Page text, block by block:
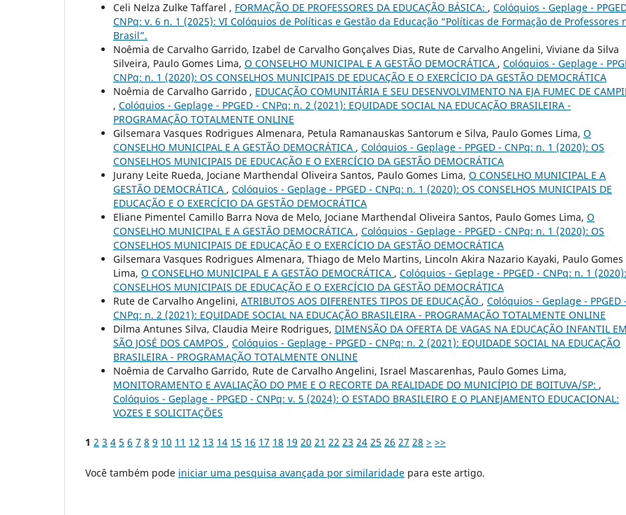
Celi Nelza Zulke Taffarel , FORMAÇÃO DE PROFESSORES DA EDUCAÇÃO BÁSICA: , Colóquios - Geplage -
CNPq: v. 6 n. 1 (2025): VI Colóquios de Políticas e Gestão da Educação “Políticas de Formação de Professores
Brasil”.
Noêmia de Carvalho Garrido, Izabel de Carvalho Gonçalves Dias, Rute de Carvalho Angelini, Viviane da Silva
Silveira, Paulo Gomes Lima, O CONSELHO MUNICIPAL E A GESTÃO DEMOCRÁTICA , Colóquios - Geplage -
CNPq: n. 1 (2020): OS CONSELHOS MUNICIPAIS DE EDUCAÇÃO E O EXERCÍCIO DA GESTÃO DEMOCRÁTICA
Noêmia de Carvalho Garrido , EDUCAÇÃO COMUNITÁRIA E SEU DESENVOLVIMENTO NA EJA FUMEC DE
, Colóquios - Geplage - PPGED - CNPq: n. 2 (2021): EQUIDADE SOCIAL NA EDUCAÇÃO BRASILEIRA -
PROGRAMAÇÃO TOTALMENTE ONLINE
Gilsemara Vasques Rodrigues Almenara, Petula Ramanauskas Santorum e Silva, Paulo Gomes Lima, O
CONSELHO MUNICIPAL E A GESTÃO DEMOCRÁTICA , Colóquios - Geplage - PPGED - CNPq: n. 1 (2020): OS
CONSELHOS MUNICIPAIS DE EDUCAÇÃO E O EXERCÍCIO DA GESTÃO DEMOCRÁTICA
Jurany Leite Rueda, Jociane Marthendal Oliveira Santos, Paulo Gomes Lima, O CONSELHO MUNICIPAL E A
GESTÃO DEMOCRÁTICA , Colóquios - Geplage - PPGED - CNPq: n. 1 (2020): OS CONSELHOS MUNICIPAIS DE
EDUCAÇÃO E O EXERCÍCIO DA GESTÃO DEMOCRÁTICA
Eliane Pimentel Camillo Barra Nova de Melo, Jociane Marthendal Oliveira Santos, Paulo Gomes Lima, O
CONSELHO MUNICIPAL E A GESTÃO DEMOCRÁTICA , Colóquios - Geplage - PPGED - CNPq: n. 1 (2020): OS
CONSELHOS MUNICIPAIS DE EDUCAÇÃO E O EXERCÍCIO DA GESTÃO DEMOCRÁTICA
Gilsemara Vasques Rodrigues Almenara, Thiago de Melo Martins, Lincoln Akira Nazario Kayaki, Paulo Gomes
Lima, O CONSELHO MUNICIPAL E A GESTÃO DEMOCRÁTICA , Colóquios - Geplage - PPGED - CNPq: n. 1
CONSELHOS MUNICIPAIS DE EDUCAÇÃO E O EXERCÍCIO DA GESTÃO DEMOCRÁTICA
Rute de Carvalho Angelini, ATRIBUTOS AOS DIFERENTES TIPOS DE EDUCAÇÃO , Colóquios - Geplage - PPGED -
CNPq: n. 2 (2021): EQUIDADE SOCIAL NA EDUCAÇÃO BRASILEIRA - PROGRAMAÇÃO TOTALMENTE ONLINE
Dilma Antunes Silva, Claudia Meire Rodrigues, DIMENSÃO DA OFERTA DE VAGAS NA EDUCAÇÃO INFANTIL EM
SÃO JOSÉ DOS CAMPOS , Colóquios - Geplage - PPGED - CNPq: n. 2 (2021): EQUIDADE SOCIAL NA EDUCAÇÃO
BRASILEIRA - PROGRAMAÇÃO TOTALMENTE ONLINE
Noêmia de Carvalho Garrido, Rute de Carvalho Angelini, Israel Mascarenhas, Paulo Gomes Lima,
MONITORAMENTO E AVALIAÇÃO DO PME E O RECORTE DA REALIDADE DO MUNICÍPIO DE BOITUVA/SP: ,
Colóquios - Geplage - PPGED - CNPq: v. 5 (2024): O ESTADO BRASILEIRO E O PLANEJAMENTO EDUCACIONAL:
VOZES E SOLICITAÇÕES
1 2 3 4 5 6 7 8 9 10 11 12 13 14 15 16 17 18 19 20 21 22 23 24 25 26 27 28 > >>
Você também pode iniciar uma pesquisa avançada por similaridade para este artigo.